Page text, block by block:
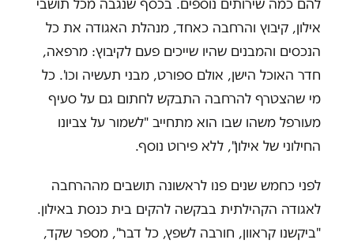
להם כמה שירותים נוספים. בכסף שנגבה מכל תושבי
אילון, קיבוץ והרחבה כאחד, מנהלת האגודה את כל
הנכסים והמבנים שהיו שייכים פעם לקיבוץ: מרפאה,
חדר האוכל הישן, אולם ספורט, מבני תעשיה וכו'. כל
מי שהצטרף להרחבה התבקש לחתום גם על סעיף
מעורפל משהו שבו הוא מתחייב "לשמור על צביונו
החילוני של אילון", ללא פירוט נוסף.
לפני כחמש שנים פנו לראשונה תושבים מההרחבה
לאגודה הקהילתית בבקשה להקים בית כנסת באילון.
"ביקשנו קראוון, חורבה לשפץ, כל דבר", מספר שקד,